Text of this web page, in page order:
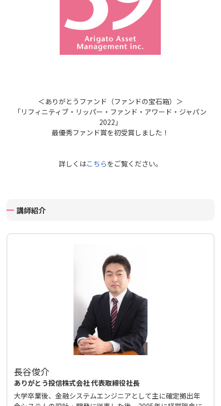
＜ありがとうファンド（ファンドの宝石箱）＞
「リフィニティブ・リッパー・ファンド・アワード・ジャパン
2022」
最優秀ファンド賞を初受賞しました！
詳しくはこちらをご覧ください。
講師紹介
長谷俊介
ありがとう投信株式会社 代表取締役社長
大学卒業後、金融システムエンジニアとして主に確定拠出年